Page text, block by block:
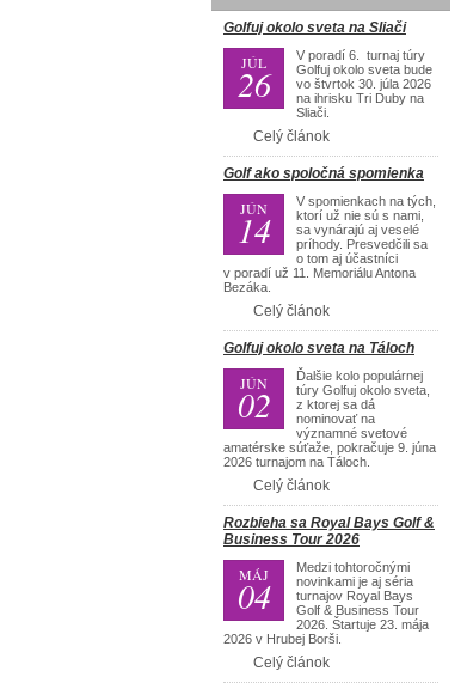
Golfuj okolo sveta na Sliači
JÚL
26
V poradí 6. turnaj túry
Golfuj okolo sveta bude
vo štvrtok 30. júla 2026
na ihrisku Tri Duby na
Sliači.
Celý článok
Golf ako spoločná spomienka
JÚN
14
V spomienkach na tých,
ktorí už nie sú s nami,
sa vynárajú aj veselé
príhody. Presvedčili sa
o tom aj účastníci
v poradí už 11. Memoriálu Antona
Bezáka.
Celý článok
Golfuj okolo sveta na Táloch
JÚN
02
Ďalšie kolo populárnej
túry Golfuj okolo sveta,
z ktorej sa dá
nominovať na
významné svetové
amatérske súťaže, pokračuje 9. júna
2026 turnajom na Táloch.
Celý článok
Rozbieha sa Royal Bays Golf &
Business Tour 2026
MÁJ
04
Medzi tohtoročnými
novinkami je aj séria
turnajov Royal Bays
Golf & Business Tour
2026. Štartuje 23. mája
2026 v Hrubej Borši.
Celý článok